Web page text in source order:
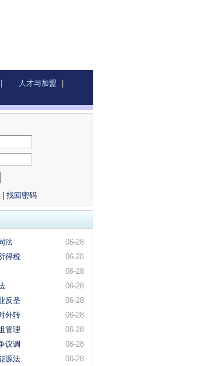
人才与加盟
找回密码
06-28
法
06-28
得税
06-28
06-28
06-28
反垄
06-28
外转
06-28
管理
06-28
议调
06-28
源法